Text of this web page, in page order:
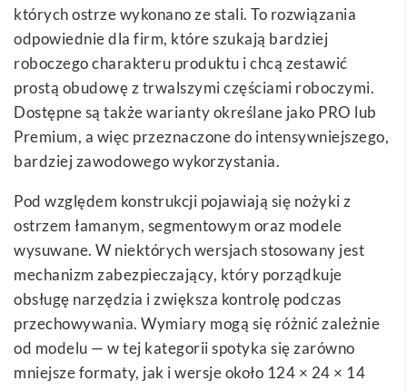
których ostrze wykonano ze stali. To rozwiązania
odpowiednie dla firm, które szukają bardziej
roboczego charakteru produktu i chcą zestawić
prostą obudowę z trwalszymi częściami roboczymi.
Dostępne są także warianty określane jako PRO lub
Premium, a więc przeznaczone do intensywniejszego,
bardziej zawodowego wykorzystania.
Pod względem konstrukcji pojawiają się nożyki z
ostrzem łamanym, segmentowym oraz modele
wysuwane. W niektórych wersjach stosowany jest
mechanizm zabezpieczający, który porządkuje
obsługę narzędzia i zwiększa kontrolę podczas
przechowywania. Wymiary mogą się różnić zależnie
od modelu — w tej kategorii spotyka się zarówno
mniejsze formaty, jak i wersje około 124 × 24 × 14